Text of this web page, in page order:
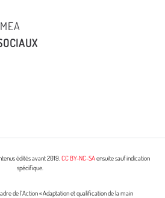
édités avant 2019.CC BY-NC-SAensuite sauf indication
spécifique.
de l’Action « Adaptation et qualification de la main